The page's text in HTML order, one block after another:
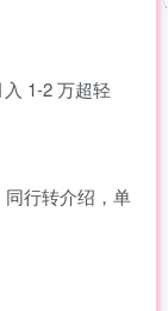
1-2 万超轻
行转介绍，单